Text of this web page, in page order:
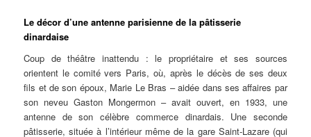
Le décor d’une antenne parisienne de la pâtisserie
dinardaise
Coup de théâtre inattendu : le propriétaire et ses sources
orientent le comité vers Paris, où, après le décès de ses deux
fils et de son époux, Marie Le Bras – aidée dans ses affaires par
son neveu Gaston Mongermon – avait ouvert, en 1933, une
antenne de son célèbre commerce dinardais. Une seconde
pâtisserie, située à l’intérieur même de la gare Saint-Lazare (qui